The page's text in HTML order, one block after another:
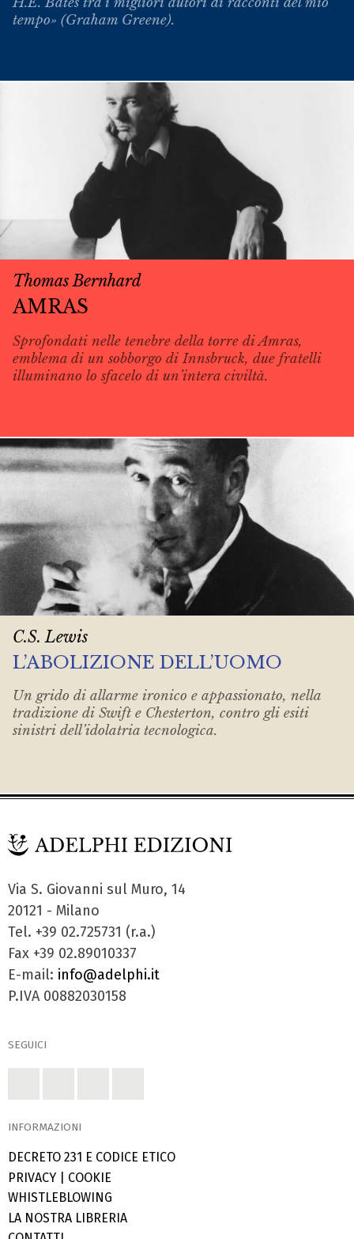
tempo» (Graham Greene).
Thomas Bernhard
AMRAS
Sprofondati nelle tenebre della torre di Amras,
emblema di un sobborgo di Innsbruck, due fratelli
illuminano lo sfacelo di un’intera civiltà.
C.S. Lewis
L’ABOLIZIONE DELL’UOMO
Un grido di allarme ironico e appassionato, nella
tradizione di Swift e Chesterton, contro gli esiti
sinistri dell’idolatria tecnologica.
Via S. Giovanni sul Muro, 14
20121 - Milano
Tel. +39 02.725731 (r.a.)
Fax +39 02.89010337
E-mail: info@adelphi.it
P.IVA 00882030158
SEGUICI
INFORMAZIONI
DECRETO 231 E CODICE ETICO
PRIVACY
COOKIE
WHISTLEBLOWING
LA NOSTRA LIBRERIA